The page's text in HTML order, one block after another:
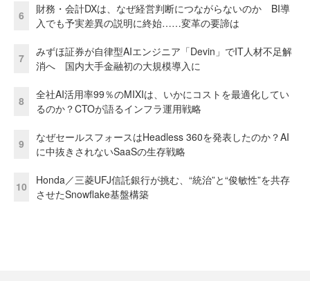
6
財務・会計DXは、なぜ経営判断につながらないのか BI導
入でも予実差異の説明に終始……変革の要諦は
7
みずほ証券が自律型AIエンジニア「Devin」でIT人材不足解
消へ 国内大手金融初の大規模導入に
8
全社AI活用率99％のMIXIは、いかにコストを最適化してい
るのか？CTOが語るインフラ運用戦略
9
なぜセールスフォースはHeadless 360を発表したのか？AI
に中抜きされないSaaSの生存戦略
10
Honda／三菱UFJ信託銀行が挑む、“統治”と“俊敏性”を共存
させたSnowflake基盤構築